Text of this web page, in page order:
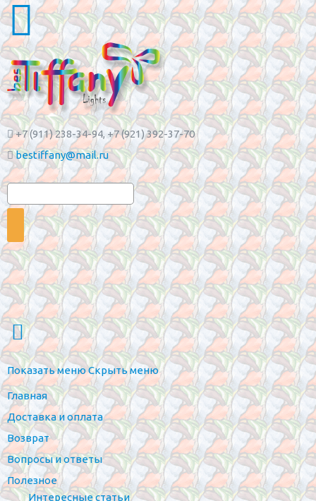
+7 (911) 238-34-94, +7 (921) 392-37-70
bestiffany@mail.ru
Показать менюСкрыть меню
Главная
Доставка и оплата
Возврат
Вопросы и ответы
Полезное
Интересные статьи